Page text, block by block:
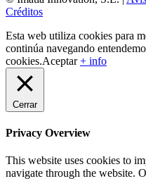
Créditos
Esta web utiliza cookies para
continúa navegando
cookies.Aceptar + info
Cerrar
Privacy Overview
This website uses cookies to
navigate through the website.